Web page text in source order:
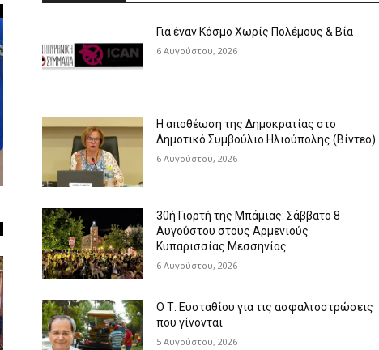
Για έναν Κόσμο Χωρίς Πολέμους & Βία
6 Αυγούστου, 2026
Η αποθέωση της Δημοκρατίας στο
Δημοτικό Συμβούλιο Ηλιούπολης (Βίντεο)
6 Αυγούστου, 2026
30ή Γιορτή της Μπάμιας: Σάββατο 8
Αυγούστου στους Αρμενιούς
Κυπαρισσίας Μεσσηνίας
6 Αυγούστου, 2026
Ο Τ. Ευσταθίου για τις ασφαλτοστρώσεις
που γίνονται
5 Αυγούστου, 2026